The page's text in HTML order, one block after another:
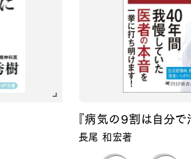
『病気の９割は自分で治せる！
長尾 和宏著